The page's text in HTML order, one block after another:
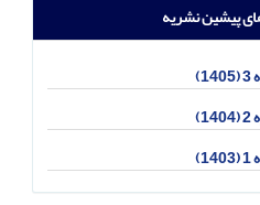
پیشین نشریه